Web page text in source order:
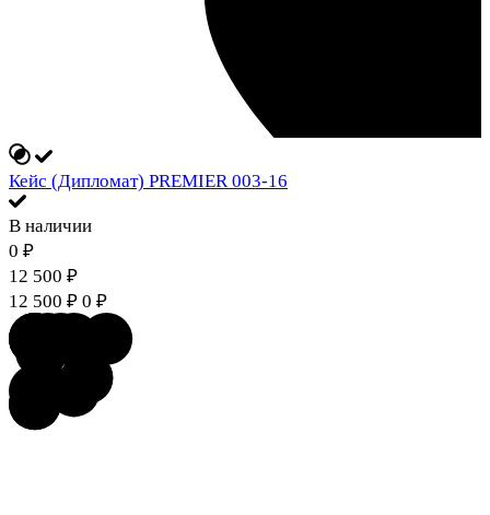
Кейс (Дипломат) PREMIER 003-16
В наличии
0 ₽
12 500 ₽
12 500 ₽ 0 ₽